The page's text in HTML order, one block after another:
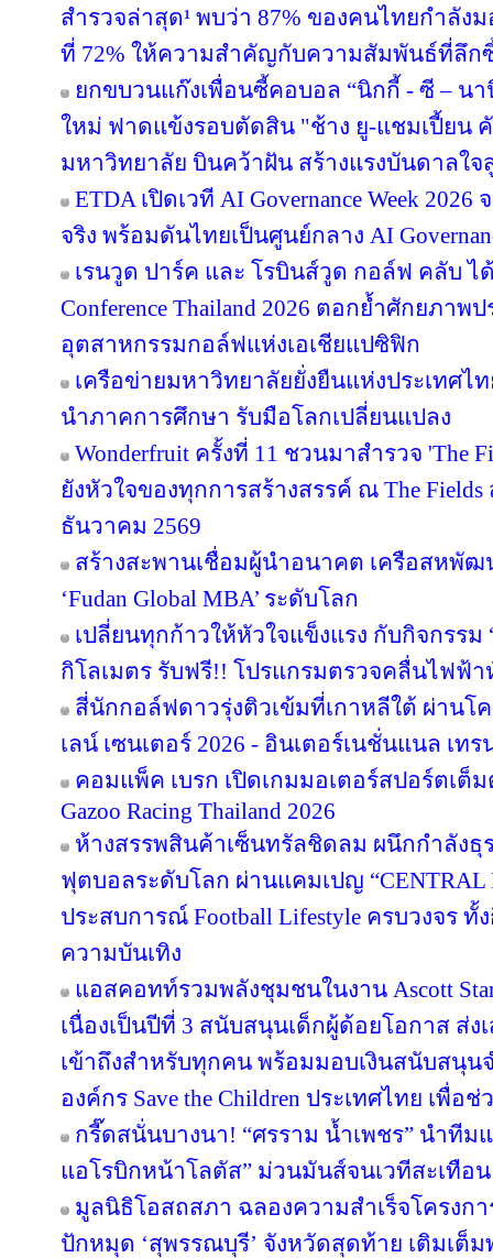
สำรวจล่าสุด¹ พบว่า 87% ของคนไทยกำลั
ที่ 72% ให้ความสำคัญกับความสัมพันธ์ที่ลึก
ยกขบวนแก๊งเพื่อนซี้คอบอล “นิกกี้ - ซี – นา
ใหม่ ฟาดแข้งรอบตัดสิน "ช้าง ยู-แชมเปี้ยน
มหาวิทยาลัย บินคว้าฝัน สร้างแรงบันดาลใ
ETDA เปิดเวที AI Governance Week
จริง พร้อมดันไทยเป็นศูนย์กลาง AI
เรนวูด ปาร์ค และ โรบินส์วูด กอล์ฟ คลับ ไ
Conference Thailand 2026 ตอกย้ำศักยภาพ
อุตสาหกรรมกอล์ฟแห่งเอเชียแปซิฟิก
เครือข่ายมหาวิทยาลัยยั่งยืนแห่งประเทศ
นำภาคการศึกษา รับมือโลกเปลี่ยนแปลง
Wonderfruit ครั้งที่ 11 ชวนมาสำรวจ 'The
ยังหัวใจของทุกการสร้างสรรค์ ณ The
ธันวาคม 2569
สร้างสะพานเชื่อมผู้นำอนาคต เครือสหพั
‘Fudan Global MBA’ ระดับโลก
เปลี่ยนทุกก้าวให้หัวใจแข็งแรง กับกิจกรรม
กิโลเมตร รับฟรี!! โปรแกรมตรวจคลื่นไฟฟ้า
สี่นักกอล์ฟดาวรุ่งติวเข้มที่เกาหลีใต้ ผ่านโค
เลน์ เซนเตอร์ 2026 - อินเตอร์เนชั่นแนล เท
คอมแพ็ค เบรก เปิดเกมมอเตอร์สปอร์ตเต็
Gazoo Racing Thailand 2026
ห้างสรรพสินค้าเซ็นทรัลชิดลม ผนึกกำลังธุ
ฟุตบอลระดับโลก ผ่านแคมเปญ “CENTRAL
ประสบการณ์ Football Lifestyle ครบวงจร
ความบันเทิง
แอสคอทท์รวมพลังชุมชนในงาน Ascott Star
เนื่องเป็นปีที่ 3 สนับสนุนเด็กผู้ด้อยโอกาส ส่
เข้าถึงสำหรับทุกคน พร้อมมอบเงินสนับสนุน
องค์กร Save the Children ประเทศไทย เพื่อ
กรี๊ดสนั่นบางนา! “ศรราม น้ำเพชร” นำทีม
แอโรบิกหน้าโลตัส” ม่วนมันส์จนเวทีสะเทือน
มูลนิธิโอสถสภา ฉลองความสำเร็จโครงก
ปักหมุด ‘สุพรรณบุรี’ จังหวัดสุดท้าย เติมเต็